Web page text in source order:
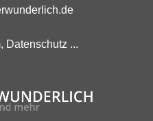
Datenschutz ...